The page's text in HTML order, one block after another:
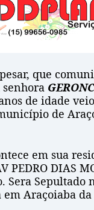
que
de idade
de
em sua
PEDRO DIAS
Sera Sepultado
Araçoiaba da